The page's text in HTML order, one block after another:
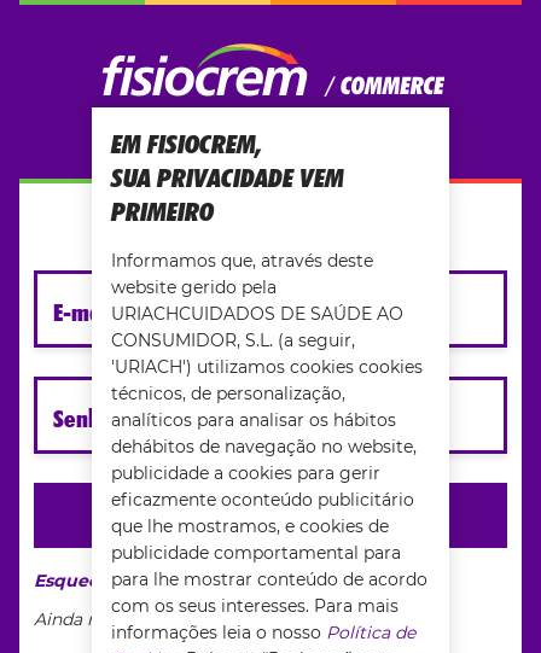
INICIAR SESSÃO
E-mail
Senha
INICIAR SESSÃO
Esqueceu-se da sua palavra-passe?
Ainda não tem conta?pedido inscrever-se
EM FISIOCREM,
SUA PRIVACIDADE VEM
PRIMEIRO
Informamos que, através deste
website gerido pela
URIACHCUIDADOS DE SAÚDE AO
CONSUMIDOR, S.L. (a seguir,
'URIACH') utilizamos cookies cookies
técnicos, de personalização,
analíticos para analisar os hábitos
dehábitos de navegação no website,
publicidade a cookies para gerir
eficazmente oconteúdo publicitário
que lhe mostramos, e cookies de
publicidade comportamental para
para lhe mostrar conteúdo de acordo
com os seus interesses. Para mais
informações leia o nosso Política de